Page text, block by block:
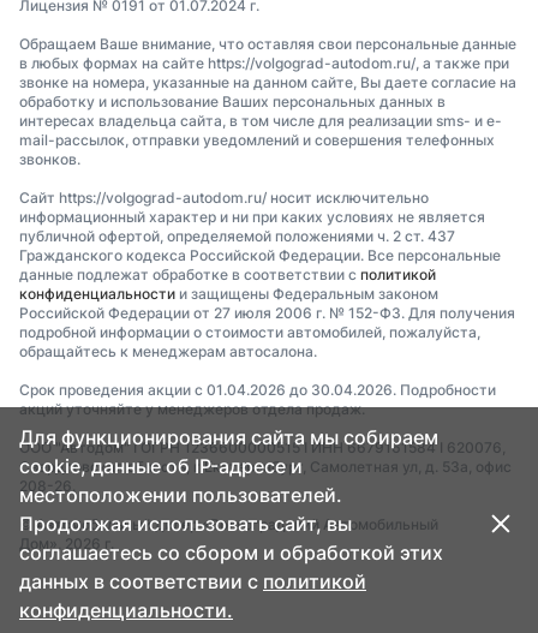
Лицензия № 0191 от 01.07.2024 г.
Обращаем Ваше внимание, что оставляя свои персональные данные
в любых формах на сайте https://volgograd-autodom.ru/, а также при
звонке на номера, указанные на данном сайте, Вы даете согласие на
обработку и использование Ваших персональных данных в
интересах владельца сайта, в том числе для реализации sms- и e-
mail-рассылок, отправки уведомлений и совершения телефонных
звонков.
Сайт https://volgograd-autodom.ru/ носит исключительно
информационный характер и ни при каких условиях не является
публичной офертой, определяемой положениями ч. 2 ст. 437
Гражданского кодекса Российской Федерации. Все персональные
данные подлежат обработке в соответствии с политикой
конфиденциальности и защищены Федеральным законом
Российской Федерации от 27 июля 2006 г. № 152-ФЗ. Для получения
подробной информации о стоимости автомобилей, пожалуйста,
обращайтесь к менеджерам автосалона.
Срок проведения акции с 01.04.2026 до 30.04.2026. Подробности
акций уточняйте у менеджеров отдела продаж.
ООО "Автодом" I ОГРН 1236600000515 I ИНН 6679161584 I 620076,
Свердловская область, г Екатеринбург, Самолетная ул, д. 53а, офис
208-26.
© Автомобильный дилер «Волгоградский Автомобильный
Дом», 2026 г.
Для функционирования сайта мы собираем
cookie, данные об IP-адресе и
местоположении пользователей.
Продолжая использовать сайт, вы
соглашаетесь со сбором и обработкой этих
данных в соответствии с политикой
конфиденциальности.